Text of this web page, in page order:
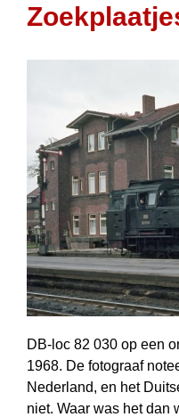
DB-loc 82 030 op een
1968. De fotograaf
Nederland, en het
niet. Waar was het dan